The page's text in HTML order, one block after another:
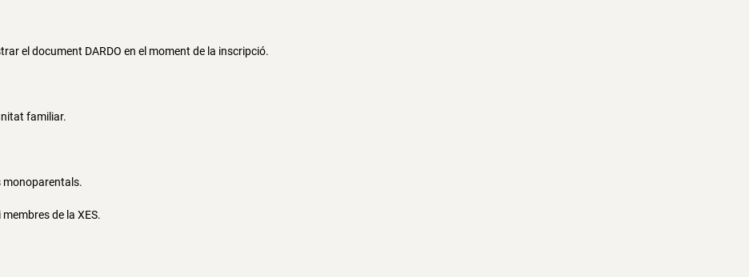
el document DARDO en el moment de la inscripció.
familiar.
monoparentals.
de la XES.